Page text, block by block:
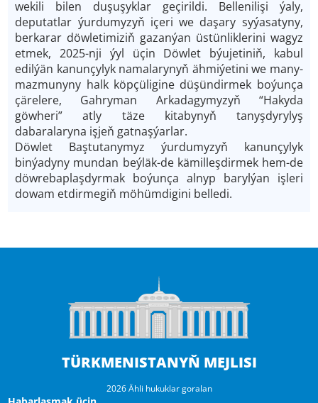
wekili bilen duşuşyklar geçirildi. Bellenilişi ýaly,
deputatlar ýurdumyzyň içeri we daşary syýasatyny,
berkarar döwletimiziň gazanýan üstünliklerini wagyz
etmek, 2025-nji ýyl üçin Döwlet býujetiniň, kabul
edilýän kanunçylyk namalarynyň ähmiýetini we many-
mazmunyny halk köpçüligine düşündirmek boýunça
çärelere, Gahryman Arkadagymyzyň “Hakyda
göwheri” atly täze kitabynyň tanyşdyrylyş
dabaralaryna işjeň gatnaşýarlar.
Döwlet Baştutanymyz ýurdumyzyň kanunçylyk
binýadyny mundan beýläk-de kämilleşdirmek hem-de
döwrebaplaşdyrmak boýunça alnyp barylýan işleri
dowam etdirmegiň möhümdigini belledi.
TÜRKMENISTANYŇ MEJLISI
2026 Ähli hukuklar goralan